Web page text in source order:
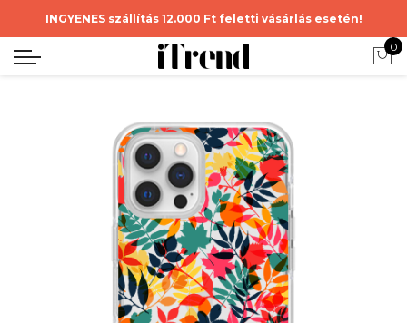
INGYENES szállítás 12.000 Ft feletti vásárlás esetén!
0